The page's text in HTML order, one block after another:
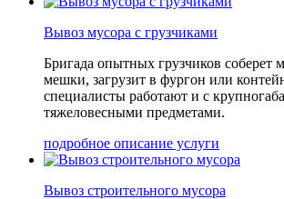
Вывоз мусора с грузчиками
Бригада опытных грузчиков соберет
мешки, загрузит в фургон или
специалисты работают и с
тяжеловесными предметами.
подробное описание услуги
Вывоз строительного мусора